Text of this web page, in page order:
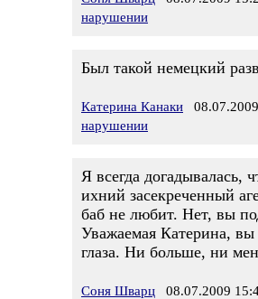
нарушении
Был такой немецкий
Катерина Канаки
нарушении
Я всегда догадывалась,
ихний засекреченный
баб не любит. Нет, вы
Уважаемая Катерина,
глаза. Ни больше, ни
Соня Шварц 08.07.2009